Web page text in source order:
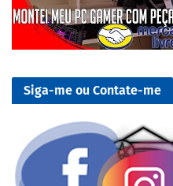
Siga-me ou Contate-me